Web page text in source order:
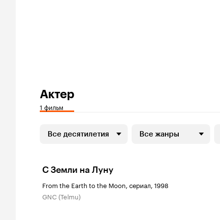
Актер
1 фильм
Все десятилетия Все жанры
С Земли на Луну
From the Earth to the Moon, сериал, 1998
GNC (Telmu)